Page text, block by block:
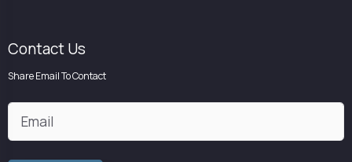
Contact Us
Share Email To Contact